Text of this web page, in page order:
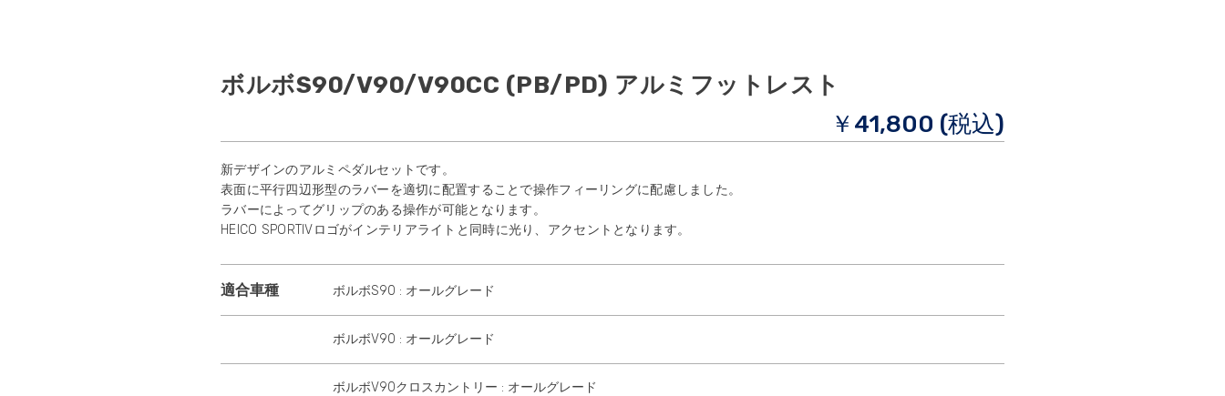
ボルボS90/V90/V90CC (PB/PD) アルミフットレスト
￥41,800 (税込)
新デザインのアルミペダルセットです。
表面に平行四辺形型のラバーを適切に配置することで操作フィーリングに配慮しました。
ラバーによってグリップのある操作が可能となります。
HEICO SPORTIVロゴがインテリアライトと同時に光り、アクセントとなります。
適合車種 ボルボS90 : オールグレード
ボルボV90 : オールグレード
ボルボV90クロスカントリー : オールグレード